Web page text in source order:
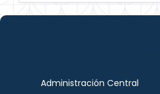
Administración Central